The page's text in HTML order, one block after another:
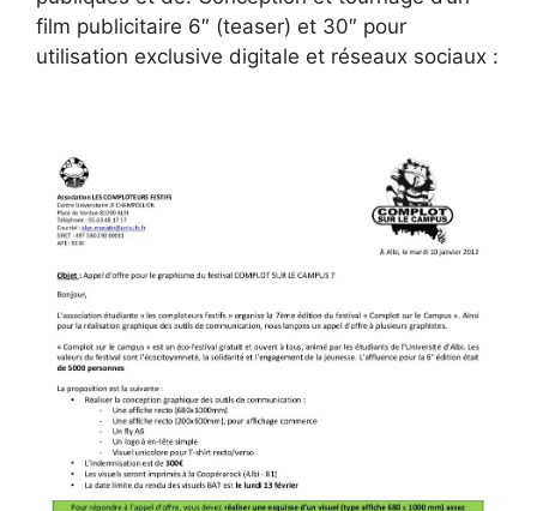
film publicitaire 6″ (teaser) et 30″ pour
utilisation exclusive digitale et réseaux sociaux :